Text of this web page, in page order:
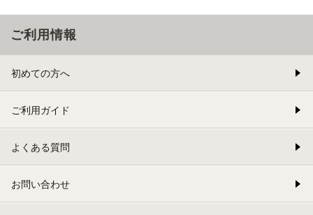
ご利用情報
初めての方へ
ご利用ガイド
よくある質問
お問い合わせ